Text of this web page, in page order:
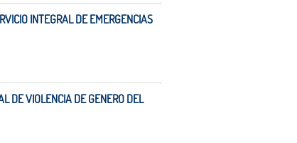
INTEGRAL DE EMERGENCIAS
DE VIOLENCIA DE GENERO DEL